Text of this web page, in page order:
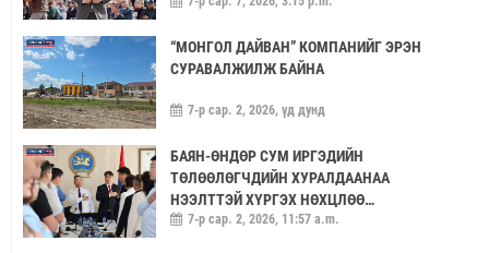
“МОНГОЛ ДАЙВАН” КОМПАНИЙГ ЭРЭН
СУРАВАЛЖИЛЖ БАЙНА
7-р сар. 2, 2026, үд дунд
БАЯН-ӨНДӨР СУМ ИРГЭДИЙН
ТӨЛӨӨЛӨГЧДИЙН ХУРАЛДААНАА
НЭЭЛТТЭЙ ХҮРГЭХ НӨХЦЛӨӨ
САЙЖРУУЛААЧ
7-р сар. 2, 2026, 11:57 a.m.